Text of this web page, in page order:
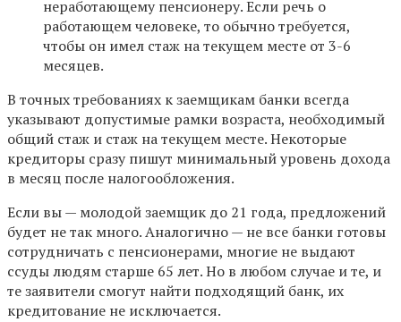
неработающему пенсионеру. Если речь о
работающем человеке, то обычно требуется,
чтобы он имел стаж на текущем месте от 3-6
месяцев.
В точных требованиях к заемщикам банки всегда
указывают допустимые рамки возраста, необходимый
общий стаж и стаж на текущем месте. Некоторые
кредиторы сразу пишут минимальный уровень дохода
в месяц после налогообложения.
Если вы — молодой заемщик до 21 года, предложений
будет не так много. Аналогично — не все банки готовы
сотрудничать с пенсионерами, многие не выдают
ссуды людям старше 65 лет. Но в любом случае и те, и
те заявители смогут найти подходящий банк, их
кредитование не исключается.